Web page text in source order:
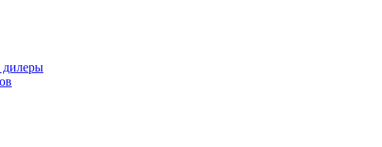
дилеры